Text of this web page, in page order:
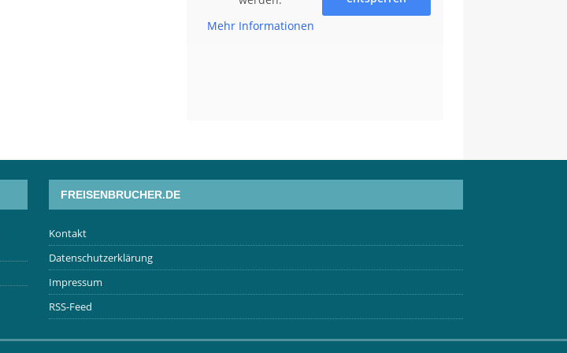
Mehr Informationen
FREISENBRUCHER.DE
Kontakt
Datenschutzerklärung
Impressum
RSS-Feed